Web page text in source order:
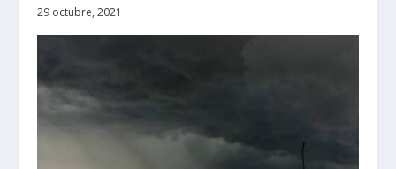
29 octubre, 2021